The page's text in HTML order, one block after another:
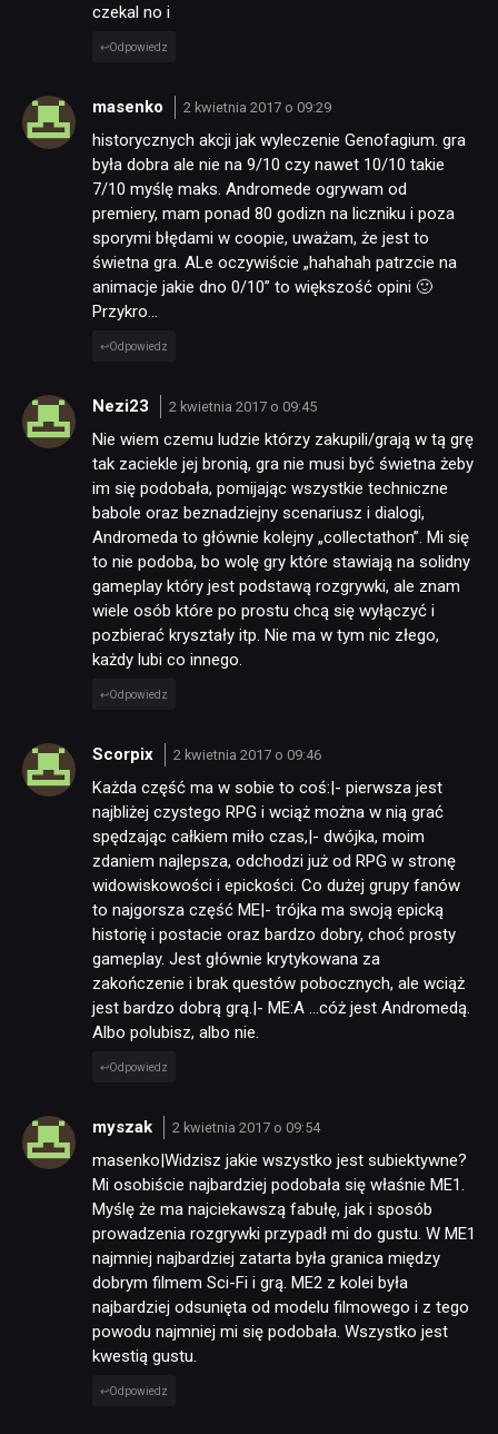
czekal no i
Odpowiedz
masenko 2 kwietnia 2017 o 09:29
historycznych akcji jak wyleczenie Genofagium. gra
była dobra ale nie na 9/10 czy nawet 10/10 takie
7/10 myślę maks. Andromede ogrywam od
premiery, mam ponad 80 godizn na liczniku i poza
sporymi błędami w coopie, uważam, że jest to
świetna gra. ALe oczywiście „hahahah patrzcie na
animacje jakie dno 0/10” to większość opini 🙂
Przykro…
Odpowiedz
Nezi23 2 kwietnia 2017 o 09:45
Nie wiem czemu ludzie którzy zakupili/grają w tą grę
tak zaciekle jej bronią, gra nie musi być świetna żeby
im się podobała, pomijając wszystkie techniczne
babole oraz beznadziejny scenariusz i dialogi,
Andromeda to głównie kolejny „collectathon”. Mi się
to nie podoba, bo wolę gry które stawiają na solidny
gameplay który jest podstawą rozgrywki, ale znam
wiele osób które po prostu chcą się wyłączyć i
pozbierać kryształy itp. Nie ma w tym nic złego,
każdy lubi co innego.
Odpowiedz
Scorpix 2 kwietnia 2017 o 09:46
Każda część ma w sobie to coś:|- pierwsza jest
najbliżej czystego RPG i wciąż można w nią grać
spędzając całkiem miło czas,|- dwójka, moim
zdaniem najlepsza, odchodzi już od RPG w stronę
widowiskowości i epickości. Co dużej grupy fanów
to najgorsza część ME|- trójka ma swoją epicką
historię i postacie oraz bardzo dobry, choć prosty
gameplay. Jest głównie krytykowana za
zakończenie i brak questów pobocznych, ale wciąż
jest bardzo dobrą grą.|- ME:A …cóż jest Andromedą.
Albo polubisz, albo nie.
Odpowiedz
myszak 2 kwietnia 2017 o 09:54
masenko|Widzisz jakie wszystko jest subiektywne?
Mi osobiście najbardziej podobała się właśnie ME1.
Myślę że ma najciekawszą fabułę, jak i sposób
prowadzenia rozgrywki przypadł mi do gustu. W ME1
najmniej najbardziej zatarta była granica między
dobrym filmem Sci-Fi i grą. ME2 z kolei była
najbardziej odsunięta od modelu filmowego i z tego
powodu najmniej mi się podobała. Wszystko jest
kwestią gustu.
Odpowiedz